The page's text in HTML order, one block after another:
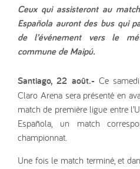
Ceux qui assisteront au
Española auront des bus qui
de l’événement vers le
commune de Maipú.
Santiago, 22 août.- Ce
Claro Arena sera présenté en
match de première ligue entre
Española, un match
championnat.
Une fois le match terminé, et